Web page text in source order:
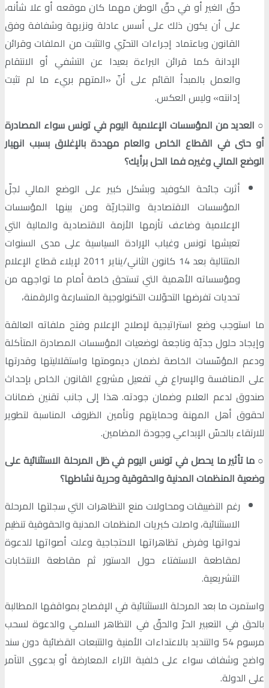
حقّ الغير أو في حقّ الوطن مهما كان موقعه أو علا شأنه،
على أن يكون ذلك على أسس عادلة ونزيهة وشفافة وفق
القانون وباعتماد إجراءات التحرّي والتثبت من الملفات وقرائن
الإدانة كما قرائن البراءة بعيدا عن التشفي أو الانتقام
والعمل بالمبدأ القائم على أنّ «المتهم بريء ما لم تثبت
إدانته» وليس العكس.
○ العديد من المؤسسات الإعلامية اليوم في تونس سواء المصادرة
أو حتى في القطاع الخاص والعام مهددة بالإغلاق بسبب انهيار
الوضع المالي وغيره فما الحل برأيك؟
أثرت جائحة الكوفيد وبشكل كبير على الوضع المالي لجلّ
المؤسسات الاقتصادية والتجاريّة ومن بينها المؤسسات
الإعلامية وضاعف تأزمها الأزمة الاقتصادية والمالية التي
تعيشها تونس وغياب الإرادة السياسية على مدى السنوات
المتتالية بعد 14 كانون الثاني/يناير 2011 لإيلاء قطاع الإعلام
ومؤسساته الأهمية التي تستحق خاصة أمام ما تواجهه من
تحديات تفرضها التحوّلات التكنولوجية المتسارعة والرقمنة،
ما استوجب وضع استراتيجية لإصلاح الإعلام وفتح ملفاته العالقة
وإيجاد حلول جديّة وناجعة لوضعيات المؤسسات المصادرة المتآكلة
ودعم المؤسّسات الخاصة لضمان ديمومتها واستقلاليتها وقدرتها
على المنافسة والإسراع في تفعيل مشروع القانون الخاص بإحداث
صندوق لدعم العلام وضمان جودته. هذا إلى جانب تقنين ضمانات
لحقوق أهل المهنة وحمايتهم وتأمين الظروف المناسبة لتطوير
للارتقاء بالحسّ الإبداعي وجودة المضامين.
○ ما تأثير ما يحصل في تونس اليوم في ظل المرحلة الاستثنائية على
وضعية المنظمات المدنية والحقوقية وحرية نشاطها؟
رغم التضييقات ومحاولات منع التظاهرات التي سجلتها المرحلة
الاستثنائية، واصلت كبريات المنظمات المدنية والحقوقية تنظيم
ندواتها وفرض تظاهراتها الاحتجاجية وعلت أصواتها للدعوة
لمقاطعة الاستفتاء حول الدستور ثم مقاطعة الانتخابات
التشريعية.
واستمرت ما بعد المرحلة الاستثنائية في الإفصاح بمواقفها المطالبة
بالحق في التعبير الحرّ والحقّ في التظاهر السلمي والدعوة لسحب
مرسوم 54 والتنديد بالاعتداءات الأمنية والتتبعات القضائية دون سند
واضح وشفاف سواء على خلفية الآراء المعارضة أو بدعوى التآمر
على الدولة.